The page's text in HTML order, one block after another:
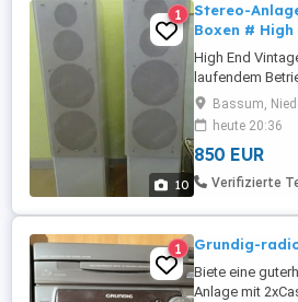
10
1
Stereo-
Boxen #
High End
laufendem
High End
einzelnen
Komponenten.
S630S CD-
Tuner Sony ST-
...
Bassum,
heute 20:36
850 EUR
Verifizierte
1 Grundig-
Biete eine
Anlage mit